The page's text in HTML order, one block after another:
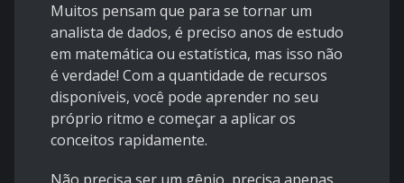
Muitos pensam que para se tornar um
analista de dados, é preciso anos de estudo
em matemática ou estatística, mas isso não
é verdade! Com a quantidade de recursos
disponíveis, você pode aprender no seu
próprio ritmo e começar a aplicar os
conceitos rapidamente.